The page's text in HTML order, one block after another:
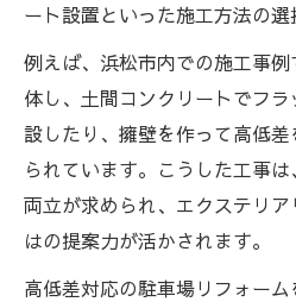
ート設置といった施工方法の選
例えば、浜松市内での施工事
体し、土間コンクリートでフ
設したり、擁壁を作って高低
られています。こうした工事
両立が求められ、エクステリ
はの提案力が活かされます。
高低差対応の駐車場リフォー